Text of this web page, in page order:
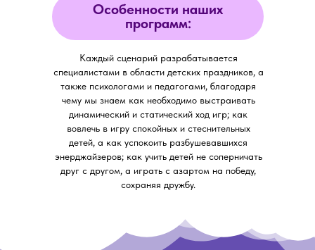
Каждый сценарий разрабатывается
специалистами в области детских праздников, а
также психологами и педагогами, благодаря
чему мы знаем как необходимо выстраивать
динамический и статический ход игр; как
вовлечь в игру спокойных и стеснительных
детей, а как успокоить разбушевавшихся
энерджайзеров; как учить детей не соперничать
друг с другом, а играть с азартом на победу,
сохраняя дружбу.
Особенности наших
программ: